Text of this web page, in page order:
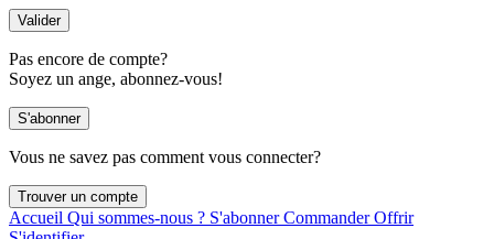
Pas encore de compte?
Soyez un ange, abonnez-vous!
Vous ne savez pas comment vous connecter?
Accueil Qui sommes-nous ? S'abonnerCommanderOffrir